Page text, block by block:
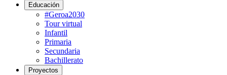
Educación
#Geroa2030
Tour virtual
Infantil
Primaria
Secundaria
Bachillerato
Proyectos